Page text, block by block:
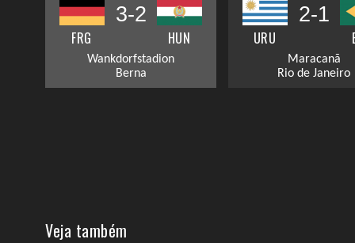
FRG
3-2
HUN
Wankdorfstadion
Berna
URU
2-1
Maracanã
Rio de Janeiro
Veja também